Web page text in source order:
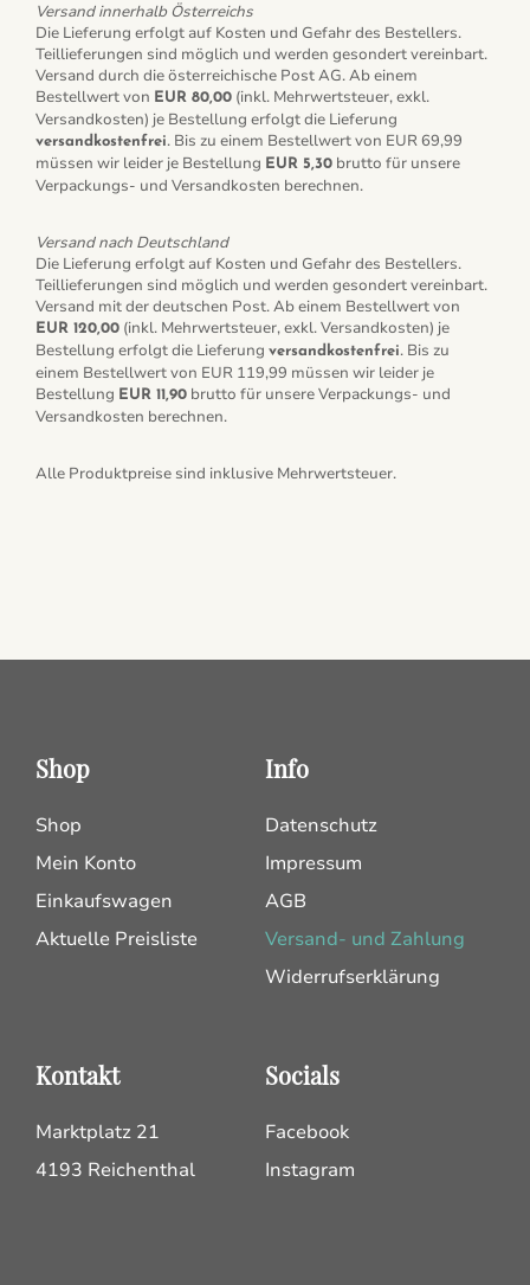
Versand innerhalb Österreichs
Die Lieferung erfolgt auf Kosten und Gefahr des Bestellers.
Teillieferungen sind möglich und werden gesondert vereinbart.
Versand durch die österreichische Post AG. Ab einem
Bestellwert von EUR 80,00 (inkl. Mehrwertsteuer, exkl.
Versandkosten) je Bestellung erfolgt die Lieferung
versandkostenfrei. Bis zu einem Bestellwert von EUR 69,99
müssen wir leider je Bestellung EUR 5,30 brutto für unsere
Verpackungs- und Versandkosten berechnen.
Versand nach Deutschland
Die Lieferung erfolgt auf Kosten und Gefahr des Bestellers.
Teillieferungen sind möglich und werden gesondert vereinbart.
Versand mit der deutschen Post. Ab einem Bestellwert von
EUR 120,00 (inkl. Mehrwertsteuer, exkl. Versandkosten) je
Bestellung erfolgt die Lieferung versandkostenfrei. Bis zu
einem Bestellwert von EUR 119,99 müssen wir leider je
Bestellung EUR 11,90 brutto für unsere Verpackungs- und
Versandkosten berechnen.
Alle Produktpreise sind inklusive Mehrwertsteuer.
Shop
Shop
Mein Konto
Einkaufswagen
Aktuelle Preisliste
Info
Datenschutz
Impressum
AGB
Versand- und Zahlung
Widerrufserklärung
Kontakt
Marktplatz 21
4193 Reichenthal
Socials
Facebook
Instagram